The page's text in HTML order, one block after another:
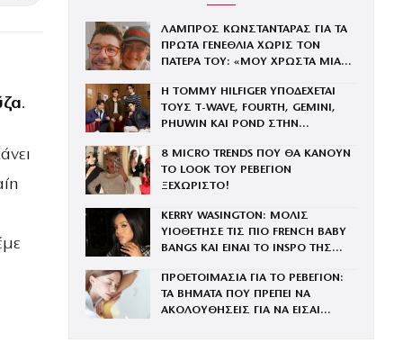
.
ΛΑΜΠΡΟΣ ΚΩΝΣΤΑΝΤΑΡΑΣ ΓΙΑ ΤΑ
ΠΡΩΤΑ ΓΕΝΕΘΛΙΑ ΧΩΡΙΣ ΤΟΝ
ΠΑΤΕΡΑ ΤΟΥ: «ΜΟΥ ΧΡΩΣΤΑ ΜΙΑ
Η TOMMY HILFIGER ΥΠΟΔΕΧΕΤΑΙ
ΤΟΥΣ Τ-WAVE, FOURTH, GEMINI,
PHUWIN ΚΑΙ POND ΣΤΗΝ
8 MICRO TRENDS ΠΟΥ ΘΑ ΚΑΝΟΥΝ
ΤΟ LOOK ΤΟΥ ΡΕΒΕΓΙΟΝ
ΞΕΧΩΡΙΣΤΟ!
KERRY WASINGTON: ΜΟΛΙΣ
ΥΙΟΘΕΤΗΣΕ ΤΙΣ ΠΙΟ FRENCH BABY
BANGS ΚΑΙ ΕΙΝΑΙ ΤΟ INSPO ΤΗΣ
ΠΡΟΕΤΟΙΜΑΣΙΑ ΓΙΑ ΤΟ ΡΕΒΕΓΙΟΝ:
ΤΑ ΒΗΜΑΤΑ ΠΟΥ ΠΡΕΠΕΙ ΝΑ
ΑΚΟΛΟΥΘΗΣΕΙΣ ΓΙΑ ΝΑ ΕΙΣΑΙ